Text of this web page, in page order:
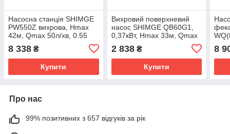
Насосна станція SHIMGE
PW550Z вихрова, Hmax
42м, Qmax 50л/хв, 0.55
8 338 ₴
Купити
Вихровий поверхневий
насос SHIMGE QB60G1,
0,37кВт, Нmax 33м, Qmax
2 838₴
Купити
хв,
8
Про нас
99% позитивних з 657 відгуків за рік